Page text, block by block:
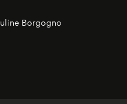
Borgogno